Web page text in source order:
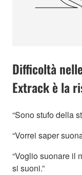
Difficoltà
Extrack è la
“Sono stufo della
“Vorrei saper
“Voglio suonare il
si suoni.”